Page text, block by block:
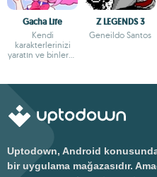
Gacha Life
Kendi
karakterlerinizi
yaratın ve binlerce
Z LEGENDS 3
Geneildo Santos
Uptodown, Android
bir uygulama mağazasıdır.